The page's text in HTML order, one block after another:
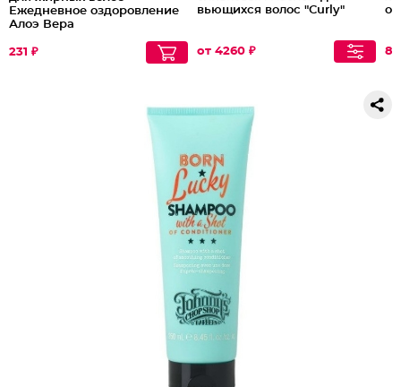
Ежедневное оздоровление
Алоэ Вера
231 ₽
вьющихся волос "Curly"
от 4260 ₽